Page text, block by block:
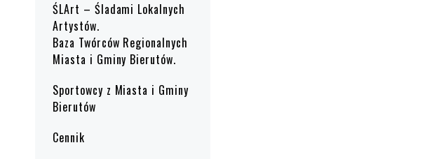
ŚLArt – Śladami Lokalnych
Artystów.
Baza Twórców Regionalnych
Miasta i Gminy Bierutów.
Sportowcy z Miasta i Gminy
Bierutów
Cennik